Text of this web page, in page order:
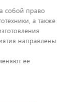
собой право
а также
направлены
ее